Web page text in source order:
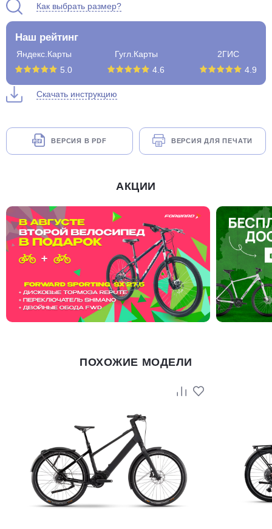
Как выбрать размер?
Наш рейтинг
Яндекс.Карты
5.0
Гугл.Карты
4.6
2ГИС
4.9
Скачать инструкцию
ВЕРСИЯ В PDF ВЕРСИЯ ДЛЯ ПЕЧАТИ
АКЦИИ
ПОХОЖИЕ МОДЕЛИ